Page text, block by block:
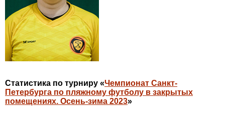
Статистика по турниру «Чемпионат Санкт-
Петербурга по пляжному футболу в закрытых
помещениях. Осень-зима 2023»